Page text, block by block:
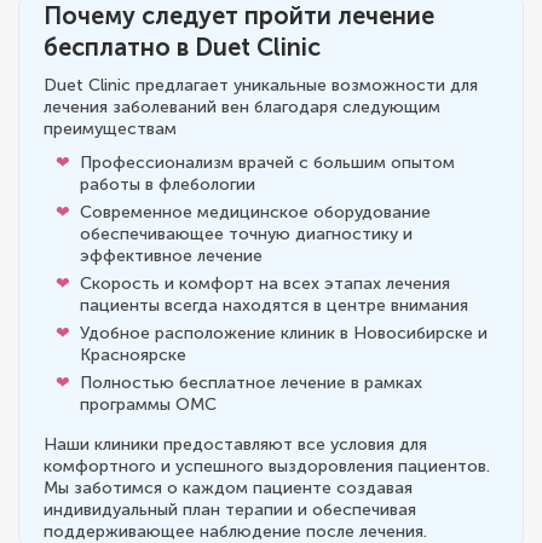
Почему следует пройти лечение
бесплатно в Duet Clinic
Duet Clinic предлагает уникальные возможности для
лечения заболеваний вен благодаря следующим
преимуществам
Профессионализм врачей с большим опытом
работы в флебологии
Современное медицинское оборудование
обеспечивающее точную диагностику и
эффективное лечение
Скорость и комфорт на всех этапах лечения
пациенты всегда находятся в центре внимания
Удобное расположение клиник в Новосибирске и
Красноярске
Полностью бесплатное лечение в рамках
программы ОМС
Наши клиники предоставляют все условия для
комфортного и успешного выздоровления пациентов.
Мы заботимся о каждом пациенте создавая
индивидуальный план терапии и обеспечивая
поддерживающее наблюдение после лечения.